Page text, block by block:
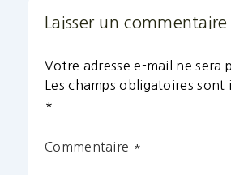
Laisser un commentaire
Votre adresse e-mail ne sera
Les champs obligatoires sont
*
Commentaire *